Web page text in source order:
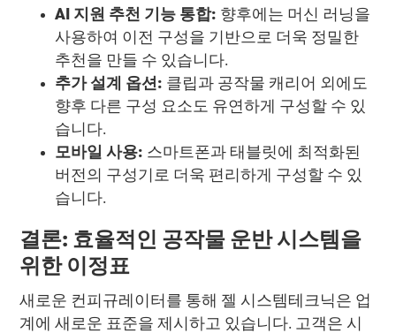
AI 지원 추천 기능 통합: 향후에는 머신 러닝을
사용하여 이전 구성을 기반으로 더욱 정밀한
추천을 만들 수 있습니다.
추가 설계 옵션: 클립과 공작물 캐리어 외에도
향후 다른 구성 요소도 유연하게 구성할 수 있
습니다.
모바일 사용: 스마트폰과 태블릿에 최적화된
버전의 구성기로 더욱 편리하게 구성할 수 있
습니다.
결론: 효율적인 공작물 운반 시스템을
위한 이정표
새로운 컨피규레이터를 통해 젤 시스템테크닉은 업
계에 새로운 표준을 제시하고 있습니다. 고객은 시